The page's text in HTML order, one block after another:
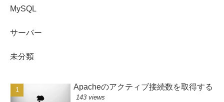
MySQL
サーバー
未分類
Apacheのアクティブ接続数を取得する
143 views